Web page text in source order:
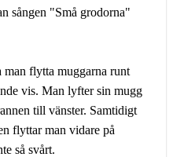
sången "Små grodorna"
man flytta muggarna runt
vis. Man lyfter sin mugg
till vänster. Samtidigt
flyttar man vidare på
så svårt.